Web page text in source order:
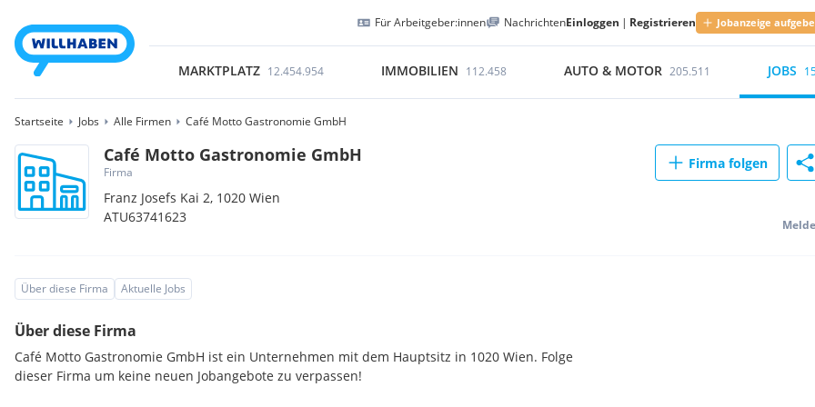
Für Arbeitgeber:innen NachrichtenEinloggen | Registrieren Jobanzeige
MARKTPLATZ 12.454.954 IMMOBILIEN 112.458 AUTO & MOTOR 205.511 JOBS
Startseite Jobs Alle Firmen Café Motto Gastronomie GmbH
Café Motto Gastronomie GmbH
Firma
Franz Josefs Kai 2, 1020Wien
ATU63741623
Firma folgen
Über diese Firma Aktuelle Jobs
Über diese Firma
Café Motto Gastronomie GmbH ist ein Unternehmen mit dem Hauptsitz in 1020 Wien. Folge
dieser Firma um keine neuen Jobangebote zu verpassen!